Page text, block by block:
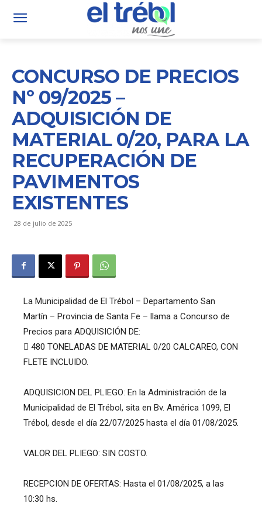
CONCURSO DE PRECIOS
Nº 09/2025 –
ADQUISICIÓN DE
MATERIAL 0/20, PARA LA
RECUPERACIÓN DE
PAVIMENTOS
EXISTENTES
28 de julio de 2025
La Municipalidad de El Trébol – Departamento San
Martín – Provincia de Santa Fe – llama a Concurso de
Precios para ADQUISICIÓN DE:
 480 TONELADAS DE MATERIAL 0/20 CALCAREO, CON
FLETE INCLUIDO.
ADQUISICION DEL PLIEGO: En la Administración de la
Municipalidad de El Trébol, sita en Bv. América 1099, El
Trébol, desde el día 22/07/2025 hasta el día 01/08/2025.
VALOR DEL PLIEGO: SIN COSTO.
RECEPCION DE OFERTAS: Hasta el 01/08/2025, a las
10:30 hs.